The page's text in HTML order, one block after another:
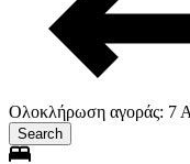
Ολοκλήρωση αγοράς: 7
Search